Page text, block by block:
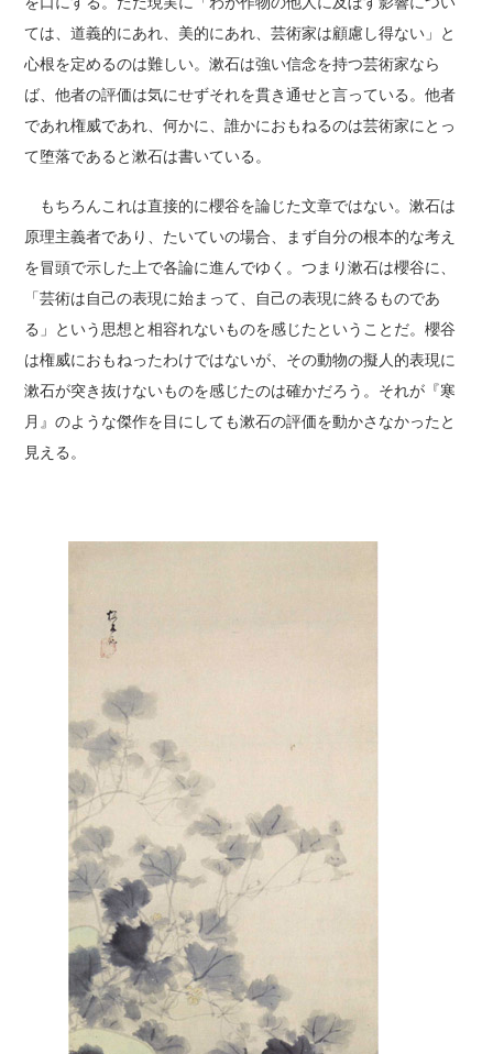
ては、道義的にあれ、美的にあれ、芸術家は顧慮し得ない」と
心根を定めるのは難しい。漱石は強い信念を持つ芸術家なら
ば、他者の評価は気にせずそれを貫き通せと言っている。他者
であれ権威であれ、何かに、誰かにおもねるのは芸術家にとっ
て堕落であると漱石は書いている。
もちろんこれは直接的に櫻谷を論じた文章ではない。漱石は
原理主義者であり、たいていの場合、まず自分の根本的な考え
を冒頭で示した上で各論に進んでゆく。つまり漱石は櫻谷に、
「芸術は自己の表現に始まって、自己の表現に終るものであ
る」という思想と相容れないものを感じたということだ。櫻谷
は権威におもねったわけではないが、その動物の擬人的表現に
漱石が突き抜けないものを感じたのは確かだろう。それが『寒
月』のような傑作を目にしても漱石の評価を動かさなかったと
見える。